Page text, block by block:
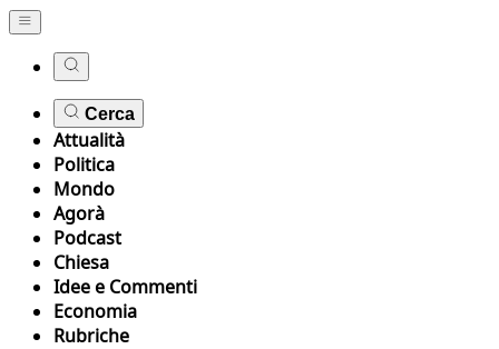
Cerca
Attualità
Politica
Mondo
Agorà
Podcast
Chiesa
Idee e Commenti
Economia
Rubriche